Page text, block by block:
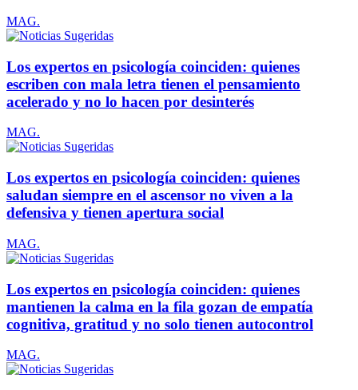
MAG.
Los expertos en psicología coinciden: quienes
escriben con mala letra tienen el pensamiento
acelerado y no lo hacen por desinterés
MAG.
Los expertos en psicología coinciden: quienes
saludan siempre en el ascensor no viven a la
defensiva y tienen apertura social
MAG.
Los expertos en psicología coinciden: quienes
mantienen la calma en la fila gozan de empatía
cognitiva, gratitud y no solo tienen autocontrol
MAG.